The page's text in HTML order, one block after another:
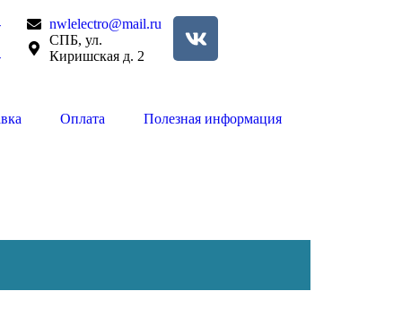
nwlelectro@mail.ru
СПБ, ул.
Киришская д. 2
Оплата Полезная информация